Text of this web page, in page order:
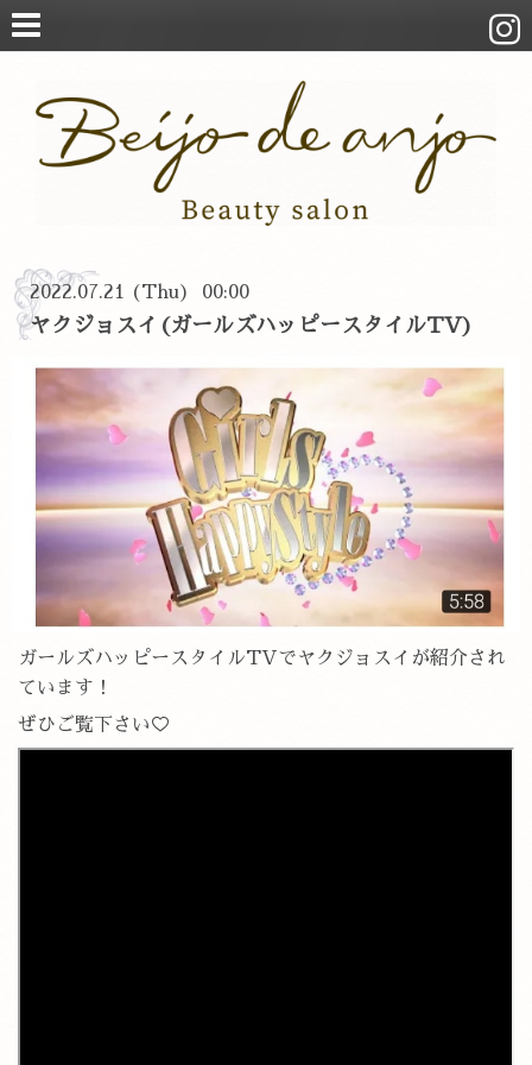
2022.07.21 (Thu) 00:00
ヤクジョスイ(ガールズハッピースタイルTV)
ガールズハッピースタイルTVでヤクジョスイが紹介され
ています！
ぜひご覧下さい♡